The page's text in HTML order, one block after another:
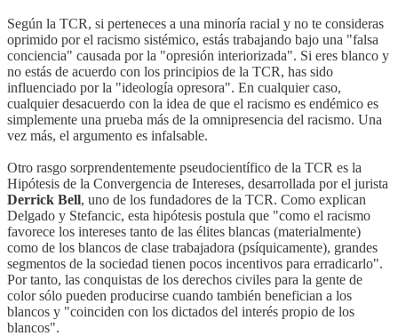
Según la TCR, si perteneces a una minoría racial y no te consideras
oprimido por el racismo sistémico, estás trabajando bajo una "falsa
conciencia" causada por la "opresión interiorizada". Si eres blanco y
no estás de acuerdo con los principios de la TCR, has sido
influenciado por la "ideología opresora". En cualquier caso,
cualquier desacuerdo con la idea de que el racismo es endémico es
simplemente una prueba más de la omnipresencia del racismo. Una
vez más, el argumento es infalsable.
Otro rasgo sorprendentemente pseudocientífico de la TCR es la
Hipótesis de la Convergencia de Intereses, desarrollada por el jurista
Derrick Bell, uno de los fundadores de la TCR. Como explican
Delgado y Stefancic, esta hipótesis postula que "como el racismo
favorece los intereses tanto de las élites blancas (materialmente)
como de los blancos de clase trabajadora (psíquicamente), grandes
segmentos de la sociedad tienen pocos incentivos para erradicarlo".
Por tanto, las conquistas de los derechos civiles para la gente de
color sólo pueden producirse cuando también benefician a los
blancos y "coinciden con los dictados del interés propio de los
blancos".